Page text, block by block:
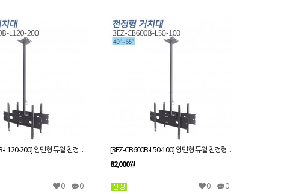
[3EZ-CB600B-L120-200] 양면형 듀얼 천정형거치대_40~65인치/상하각도조절/메뉴보드용/프랜차이즈/모니터링용/광고용/
0 0
[3EZ-CB600B-L50-100] 양면형 듀얼 천정형거치대_40~65인치/상하각도조절/메뉴보드용/프랜차이즈/모니터링용/광고용/
82,000원
0 0